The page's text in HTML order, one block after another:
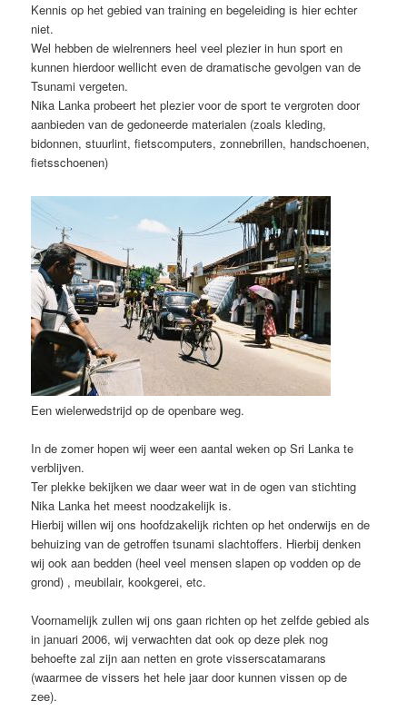
Kennis op het gebied van training en begeleiding is hier echter
niet.
Wel hebben de wielrenners heel veel plezier in hun sport en
kunnen hierdoor wellicht even de dramatische gevolgen van de
Tsunami vergeten.
Nika Lanka probeert het plezier voor de sport te vergroten door
aanbieden van de gedoneerde materialen (zoals kleding,
bidonnen, stuurlint, fietscomputers, zonnebrillen, handschoenen,
fietsschoenen)
Een wielerwedstrijd op de openbare weg.
In de zomer hopen wij weer een aantal weken op Sri Lanka te
verblijven.
Ter plekke bekijken we daar weer wat in de ogen van stichting
Nika Lanka het meest noodzakelijk is.
Hierbij willen wij ons hoofdzakelijk richten op het onderwijs en de
behuizing van de getroffen tsunami slachtoffers. Hierbij denken
wij ook aan bedden (heel veel mensen slapen op vodden op de
grond) , meubilair, kookgerei, etc.
Voornamelijk zullen wij ons gaan richten op het zelfde gebied als
in januari 2006, wij verwachten dat ook op deze plek nog
behoefte zal zijn aan netten en grote visserscatamarans
(waarmee de vissers het hele jaar door kunnen vissen op de
zee).